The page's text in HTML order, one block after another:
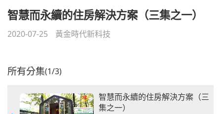
智慧而永續的住房解決方案（三集之一）
2020-07-25 黃金時代新科技
所有分集(1/3)
智慧而永續的住房解決方案（三
集之一）